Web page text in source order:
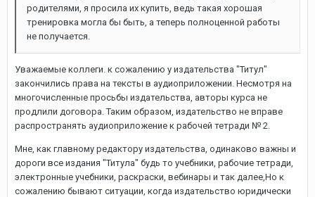
родителями, я просила их купить, ведь такая хорошая
тренировка могла бы быть, а теперь полноценной работы
не получается.
Уважаемые коллеги. к сожалению у издательства "Титул"
закончились права на тексты в аудиоприложении. Несмотря на
многочисленные просьбы издательства, авторы курса не
продлили договора. Таким образом, издательство не вправе
распространять аудиоприложение к рабочей тетради № 2.
Мне, как главному редактору издательства, одинаково важны и
дороги все издания "Титула" будь то учебники, рабочие тетради,
электронные учебники, раскраски, вебинары и так далее,Но к
сожалению бывают ситуации, когда издательство юридически